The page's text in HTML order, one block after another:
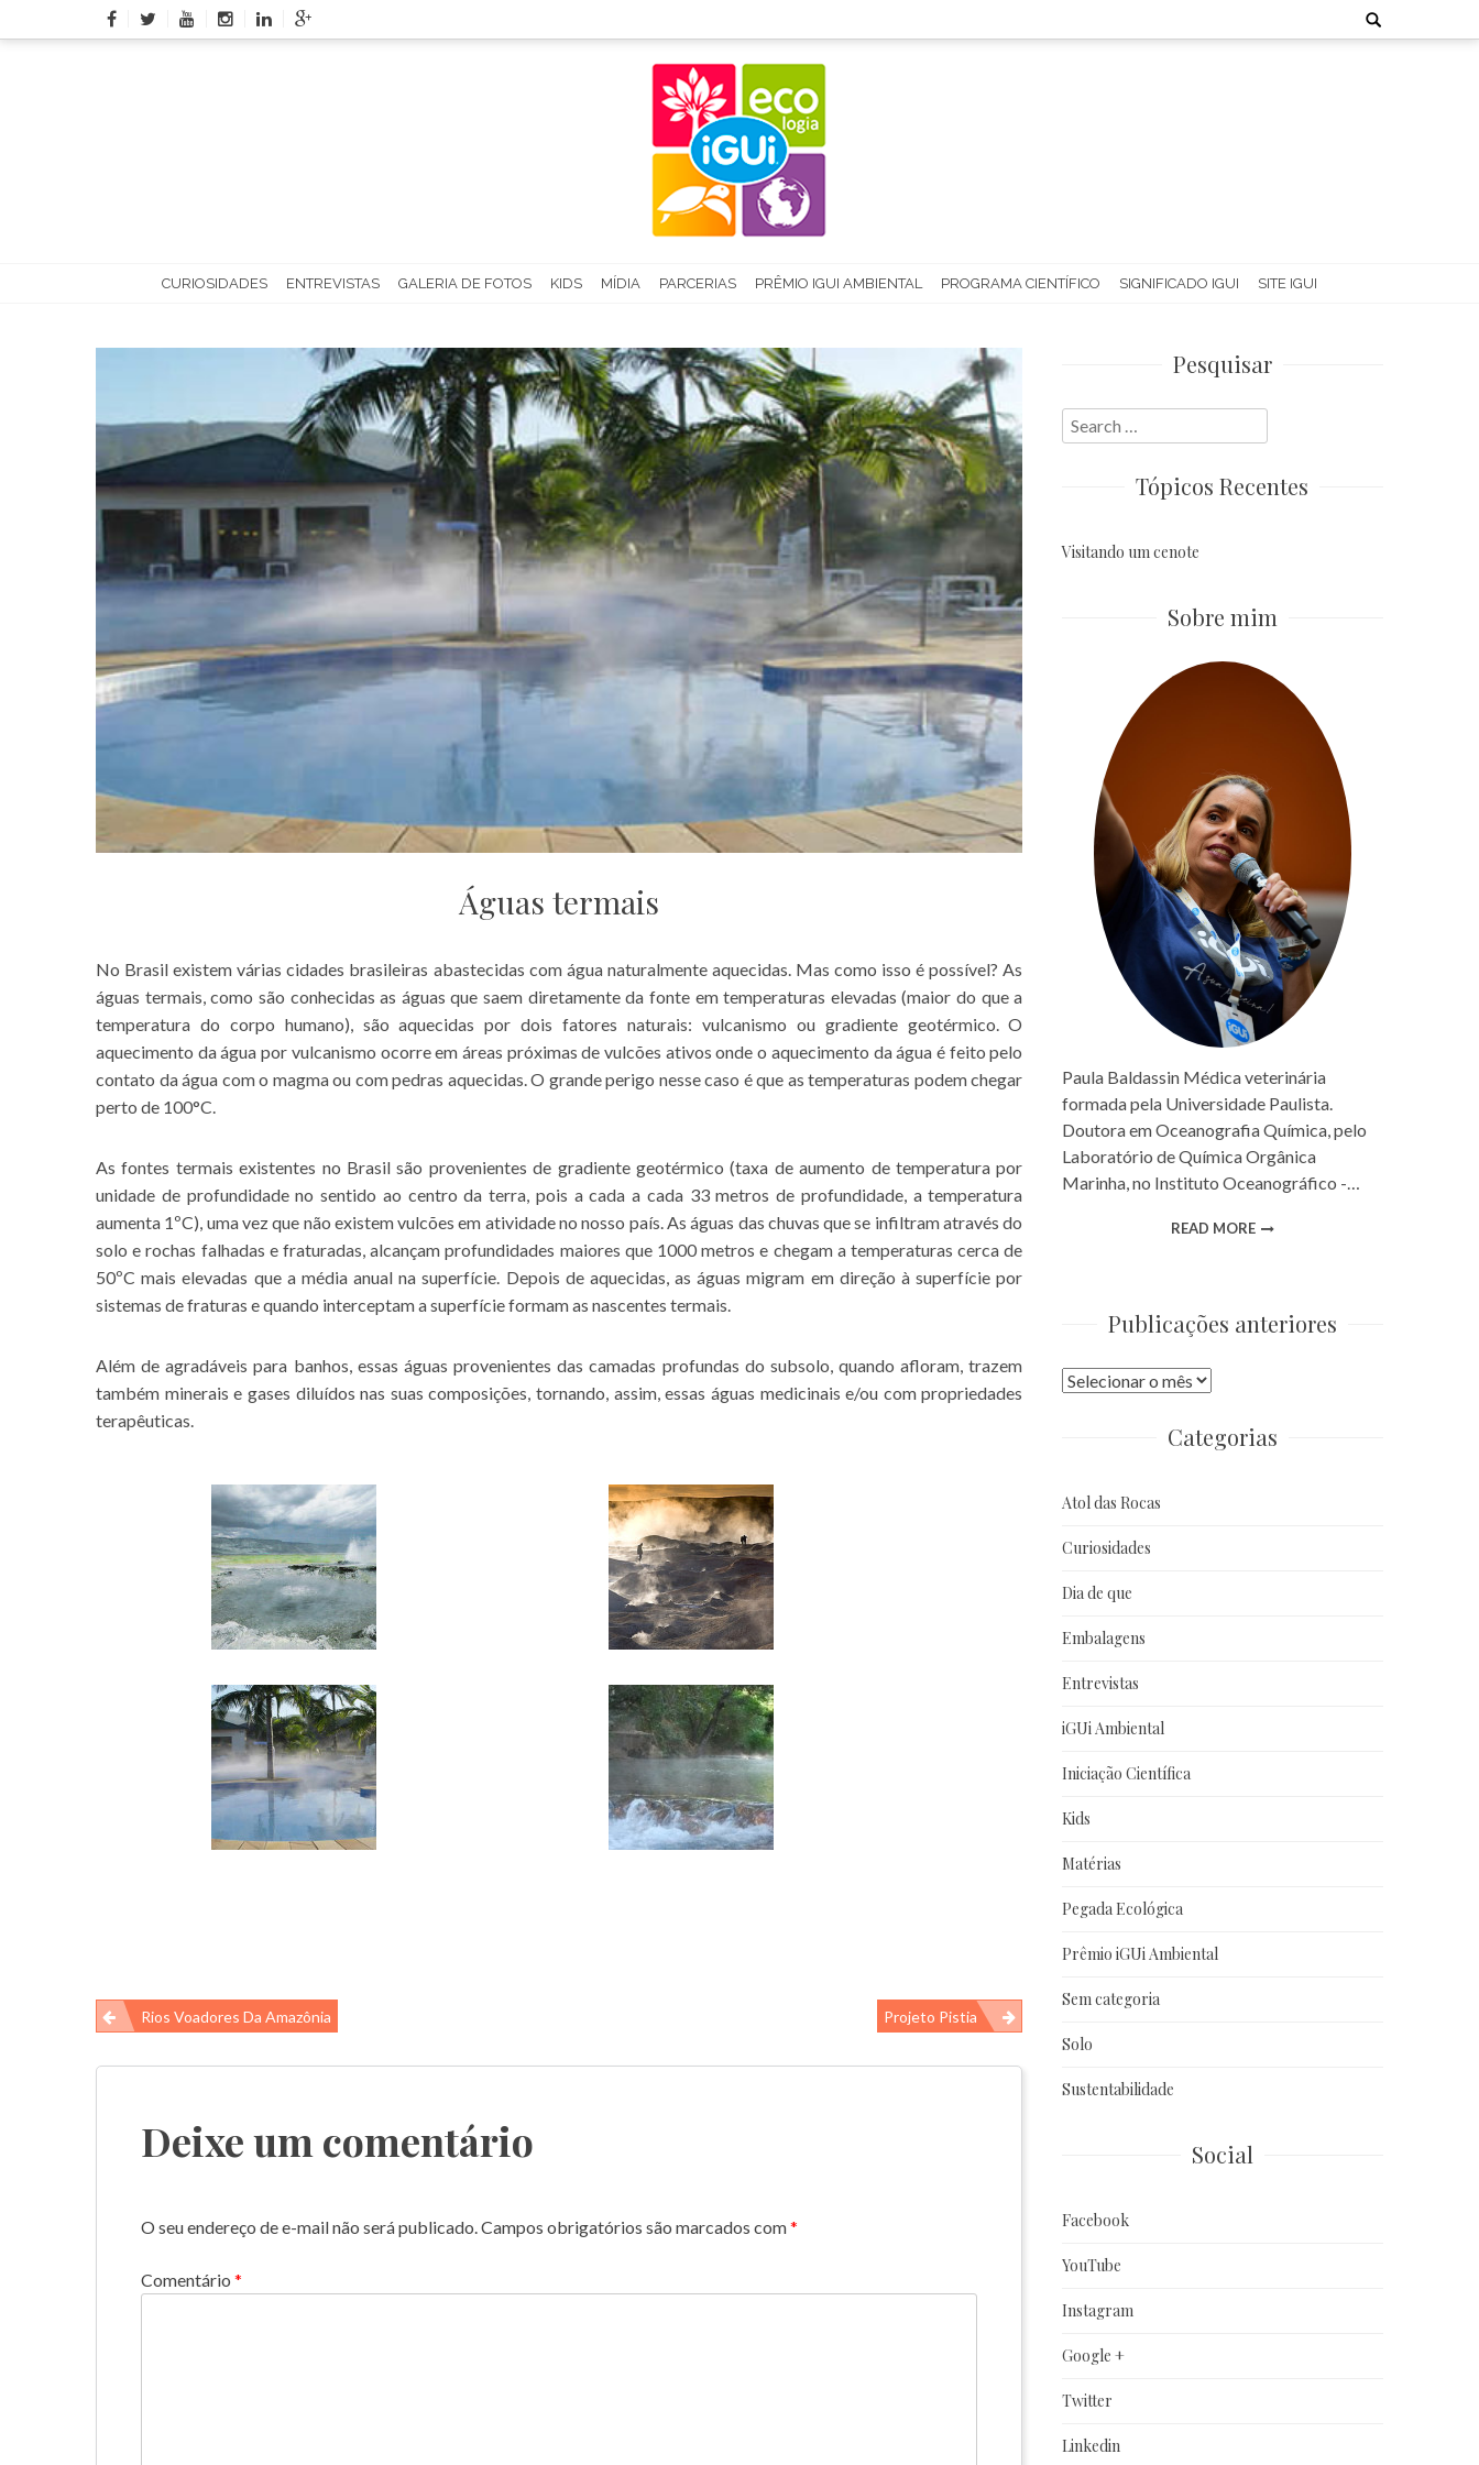
to
Search
for:
CURIOSIDADES ENTREVISTAS GALERIA DE FOTOS KIDS MÍDIA PARCERIAS PRÊMIO IGUI AMBIENTAL PROGRAMA CIENTÍFICO SIGNIFICADO IGUI SITE IGUI
Águas termais
No Brasil existem várias cidades brasileiras abastecidas com água naturalmente aquecidas. Mas como isso é possível? As
águas termais, como são conhecidas as águas que saem diretamente da fonte em temperaturas elevadas (maior do que a
temperatura do corpo humano), são aquecidas por dois fatores naturais: vulcanismo ou gradiente geotérmico. O
aquecimento da água por vulcanismo ocorre em áreas próximas de vulcões ativos onde o aquecimento da água é feito pelo
contato da água com o magma ou com pedras aquecidas. O grande perigo nesse caso é que as temperaturas podem chegar
perto de 100°C.
As fontes termais existentes no Brasil são provenientes de gradiente geotérmico (taxa de aumento de temperatura por
unidade de profundidade no sentido ao centro da terra, pois a cada a cada 33 metros de profundidade, a temperatura
aumenta 1ºC), uma vez que não existem vulcões em atividade no nosso país. As águas das chuvas que se infiltram através do
solo e rochas falhadas e fraturadas, alcançam profundidades maiores que 1000 metros e chegam a temperaturas cerca de
50ºC mais elevadas que a média anual na superfície. Depois de aquecidas, as águas migram em direção à superfície por
sistemas de fraturas e quando interceptam a superfície formam as nascentes termais.
Além de agradáveis para banhos, essas águas provenientes das camadas profundas do subsolo, quando afloram, trazem
também minerais e gases diluídos nas suas composições, tornando, assim, essas águas medicinais e/ou com propriedades
terapêuticas.
Navegação
de
Rios Voadores Da Amazônia Projeto Pistia
Deixe um comentário
O seu endereço de e-mail não será publicado. Campos obrigatórios são marcados com*
Comentário *
Pesquisar
Search
for:
Tópicos Recentes
Visitando um cenote
Sobre mim
Paula Baldassin Médica veterinária
formada pela Universidade Paulista.
Doutora em Oceanografia Química, pelo
Laboratório de Química Orgânica
Marinha, no Instituto Oceanográfico -…
READ MORE
Publicações anteriores
Publicações
Categorias
Atol das Rocas
Curiosidades
Dia de que
Embalagens
Entrevistas
iGUi Ambiental
Iniciação Científica
Kids
Matérias
Pegada Ecológica
Prêmio iGUi Ambiental
Sem categoria
Solo
Sustentabilidade
Social
Facebook
YouTube
Instagram
Google +
Twitter
Linkedin